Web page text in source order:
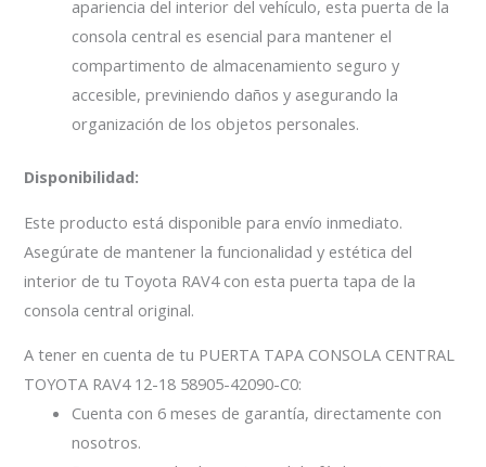
apariencia del interior del vehículo, esta puerta de la
consola central es esencial para mantener el
compartimento de almacenamiento seguro y
accesible, previniendo daños y asegurando la
organización de los objetos personales.
Disponibilidad:
Este producto está disponible para envío inmediato.
Asegúrate de mantener la funcionalidad y estética del
interior de tu Toyota RAV4 con esta puerta tapa de la
consola central original.
A tener en cuenta de tu PUERTA TAPA CONSOLA CENTRAL
TOYOTA RAV4 12-18 58905-42090-C0:
Cuenta con 6 meses de garantía, directamente con
nosotros.